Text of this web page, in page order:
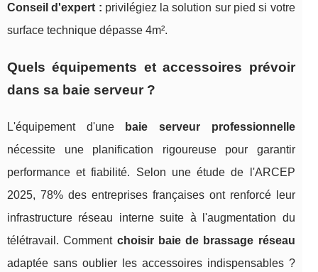
Conseil d'expert : privilégiez la solution sur pied si votre
surface technique dépasse 4m².
Quels équipements et accessoires prévoir
dans sa baie serveur ?
L'équipement d'une
baie serveur professionnelle
nécessite une planification rigoureuse pour garantir
performance et fiabilité. Selon une étude de l'ARCEP
2025, 78% des entreprises françaises ont renforcé leur
infrastructure réseau interne suite à l'augmentation du
télétravail. Comment choisir baie de brassage réseau
adaptée sans oublier les accessoires indispensables ?